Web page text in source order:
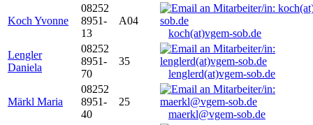
Koch Yvonne
08252
8951-
13
A04
koch(at)vgem-sob.de
Lengler
Daniela
08252
8951-
70
35
lenglerd(at)vgem-sob.de
Märkl Maria
08252
8951-
40
25
maerkl@vgem-sob.de